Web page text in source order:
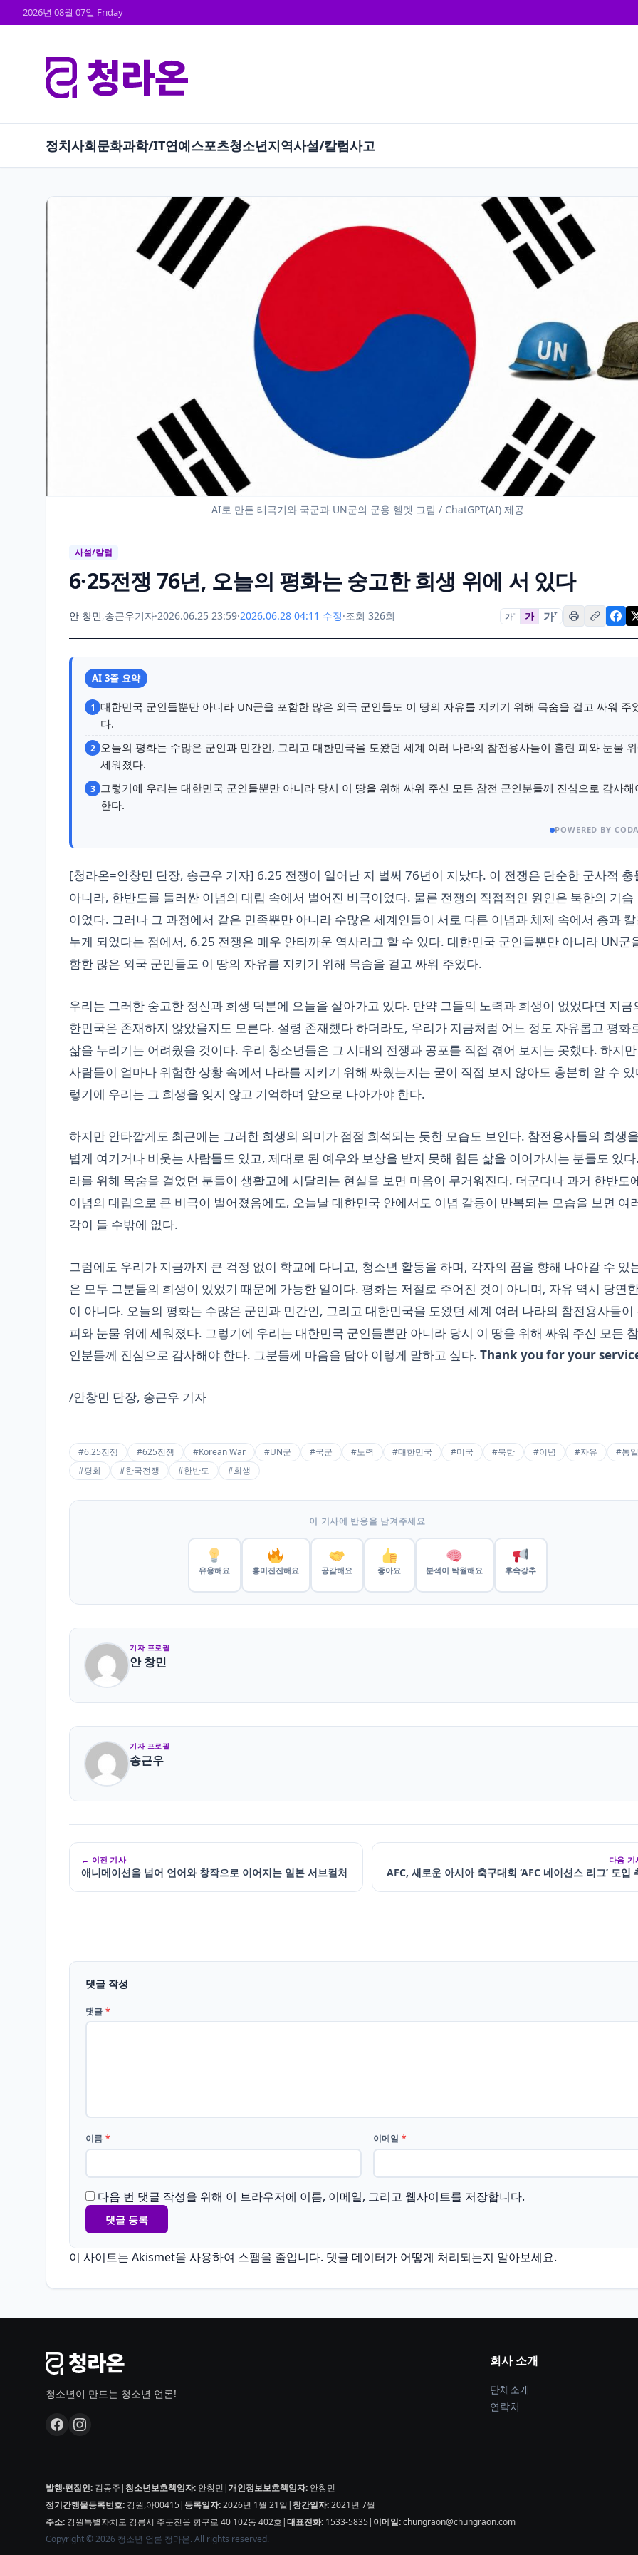
2026년 08월 07일 Friday
정치사회문화과학/IT연예스포츠청소년지역사설/칼럼사고
AI로 만든 태극기와 국군과 UN군의 군용 헬멧 그림 / ChatGPT(AI) 제공
사설/칼럼
6·25전쟁 76년, 오늘의 평화는 숭고한 희생 위에 서 있다
안 창민,송근우기자·2026.06.25 23:59·2026.06.28 04:11 수정·조회 326회 가− 가 가+
AI 3줄 요약
1 대한민국 군인들뿐만 아니라 UN군을 포함한 많은 외국 군인들도 이 땅의 자유를 지키기 위해 목숨을 걸고 싸워 주
다.
2 오늘의 평화는 수많은 군인과 민간인, 그리고 대한민국을 도왔던 세계 여러 나라의 참전용사들이 흘린 피와 눈물
세워졌다.
3 그렇기에 우리는 대한민국 군인들뿐만 아니라 당시 이 땅을 위해 싸워 주신 모든 참전 군인분들께 진심으로 감사해
한다.
POWERED BY
[청라온=안창민 단장, 송근우 기자] 6.25 전쟁이 일어난 지 벌써 76년이 지났다. 이 전쟁은 단순한 군사적 충
아니라, 한반도를 둘러싼 이념의 대립 속에서 벌어진 비극이었다. 물론 전쟁의 직접적인 원인은 북한의 기습
이었다. 그러나 그 과정에서 같은 민족뿐만 아니라 수많은 세계인들이 서로 다른 이념과 체제 속에서 총과 칼
누게 되었다는 점에서, 6.25 전쟁은 매우 안타까운 역사라고 할 수 있다. 대한민국 군인들뿐만 아니라 UN군
함한 많은 외국 군인들도 이 땅의 자유를 지키기 위해 목숨을 걸고 싸워 주었다.
우리는 그러한 숭고한 정신과 희생 덕분에 오늘을 살아가고 있다. 만약 그들의 노력과 희생이 없었다면 지금
한민국은 존재하지 않았을지도 모른다. 설령 존재했다 하더라도, 우리가 지금처럼 어느 정도 자유롭고 평화
삶을 누리기는 어려웠을 것이다. 우리 청소년들은 그 시대의 전쟁과 공포를 직접 겪어 보지는 못했다. 하지
사람들이 얼마나 위험한 상황 속에서 나라를 지키기 위해 싸웠는지는 굳이 직접 보지 않아도 충분히 알 수 있
렇기에 우리는 그 희생을 잊지 않고 기억하며 앞으로 나아가야 한다.
하지만 안타깝게도 최근에는 그러한 희생의 의미가 점점 희석되는 듯한 모습도 보인다. 참전용사들의 희생
볍게 여기거나 비웃는 사람들도 있고, 제대로 된 예우와 보상을 받지 못해 힘든 삶을 이어가시는 분들도 있
라를 위해 목숨을 걸었던 분들이 생활고에 시달리는 현실을 보면 마음이 무거워진다. 더군다나 과거 한반도
이념의 대립으로 큰 비극이 벌어졌음에도, 오늘날 대한민국 안에서도 이념 갈등이 반복되는 모습을 보면 여
각이 들 수밖에 없다.
그럼에도 우리가 지금까지 큰 걱정 없이 학교에 다니고, 청소년 활동을 하며, 각자의 꿈을 향해 나아갈 수 있
은 모두 그분들의 희생이 있었기 때문에 가능한 일이다. 평화는 저절로 주어진 것이 아니며, 자유 역시 당연
이 아니다. 오늘의 평화는 수많은 군인과 민간인, 그리고 대한민국을 도왔던 세계 여러 나라의 참전용사들이
피와 눈물 위에 세워졌다. 그렇기에 우리는 대한민국 군인들뿐만 아니라 당시 이 땅을 위해 싸워 주신 모든
인분들께 진심으로 감사해야 한다. 그분들께 마음을 담아 이렇게 말하고 싶다. Thank you for your
/안창민 단장, 송근우 기자
#6.25전쟁 #625전쟁 #Korean War #UN군 #국군 #노력 #대한민국 #미국 #북한 #이념 #자유
#통일
#평화
#한국전쟁 #한반도 #희생
이 기사에 반응을 남겨주세요
유용해요 흥미진진해요 공감해요 좋아요 분석이 탁월해요 후속강추
기자 프로필
안 창민
기자 프로필
송근우
← 이전 기사
애니메이션을 넘어 언어와 창작으로 이어지는 일본 서브컬처
다음
AFC, 새로운 아시아 축구대회 ‘AFC 네이션스 리그’ 도입
댓글 작성
댓글 *
이름 * 이메일 *
다음 번 댓글 작성을 위해 이 브라우저에 이름, 이메일, 그리고 웹사이트를 저장합니다.
이 사이트는 Akismet을 사용하여 스팸을 줄입니다. 댓글 데이터가 어떻게 처리되는지 알아보세요.
청소년이 만드는 청소년 언론!
회사 소개
단체소개
연락처
발행·편집인: 김동주 청소년보호책임자: 안창민 개인정보보호책임자: 안창민
정기간행물등록번호: 강원,아00415 등록일자:2026년 1월 21일 창간일자:2021년 7월
주소: 강원특별자치도 강릉시 주문진읍 항구로 40 102동 402호 대표전화: 1533-5835 이메일:chungraon@chungraon.com
Copyright © 2026 청소년 언론 청라온. All rights reserved.